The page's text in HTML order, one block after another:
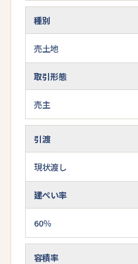
種別
売土地
取引形態
売主
引渡
現状渡し
建ぺい率
60％
容積率